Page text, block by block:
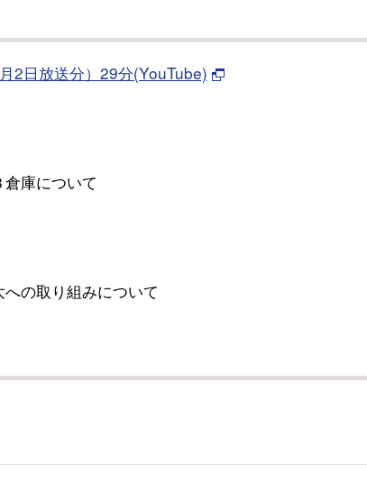
2日放送分）29分(YouTube)
庫について
の取り組みについて